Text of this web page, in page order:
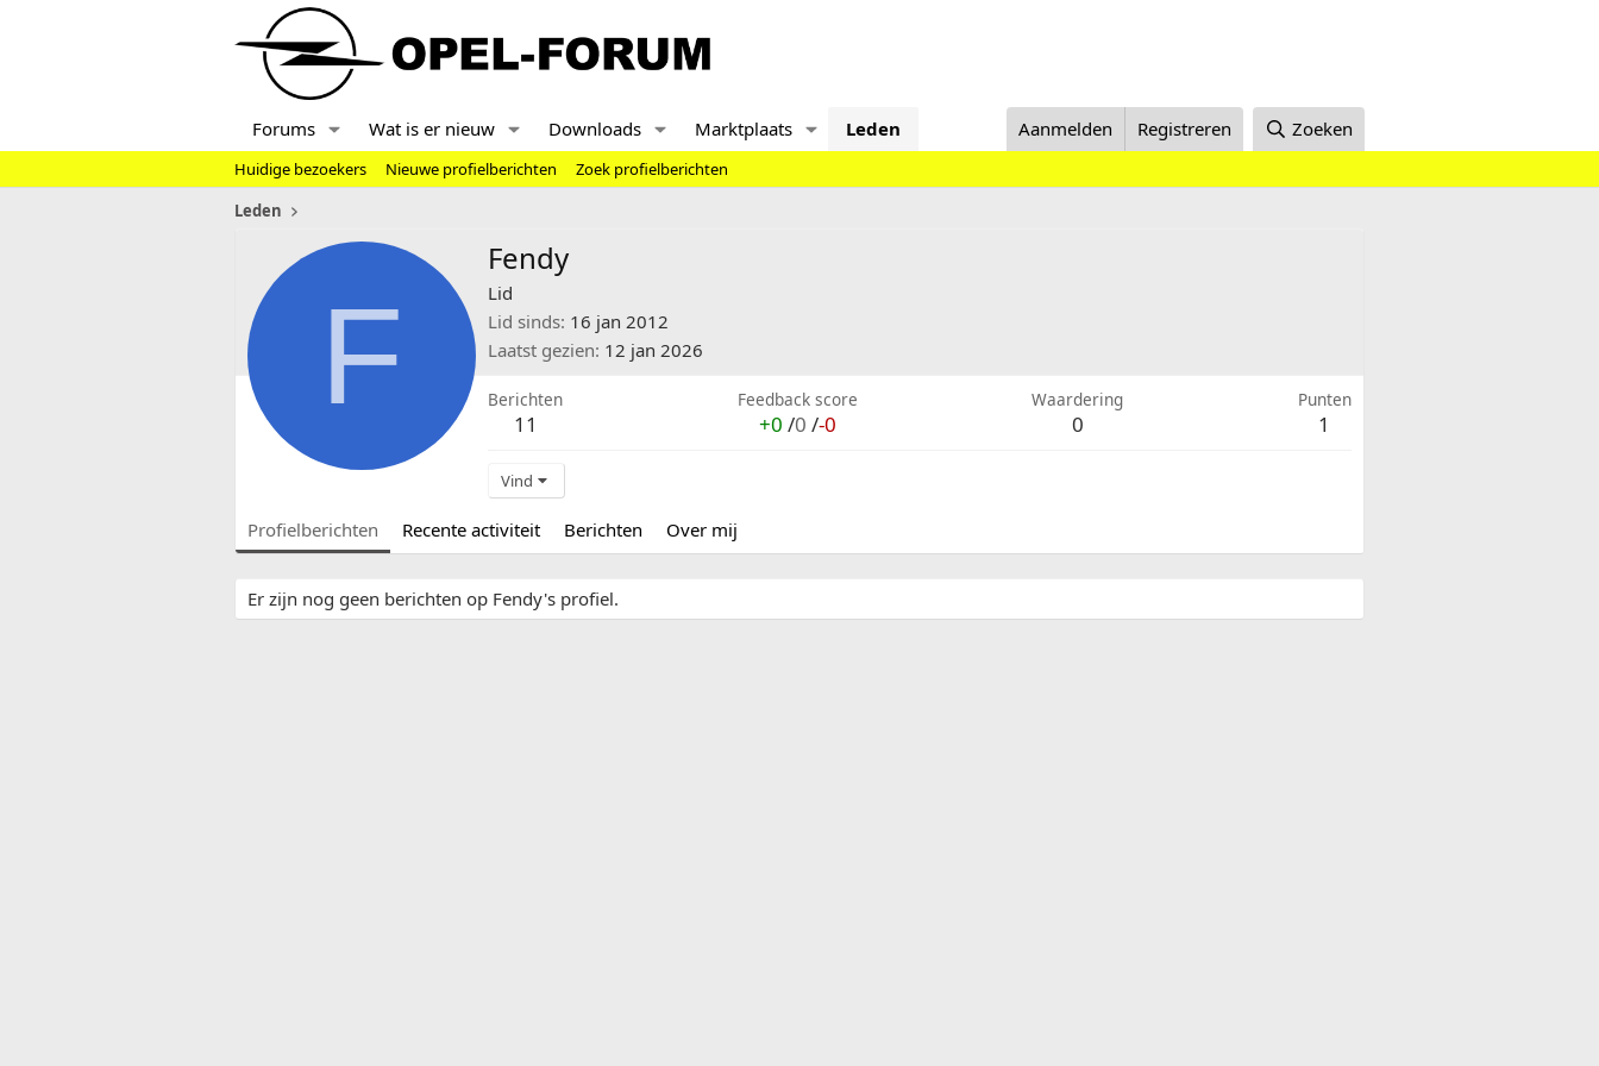
Forums Wat is er nieuw Downloads Marktplaats Leden Aanmelden Registreren Zoeken
Huidige bezoekers Nieuwe profielberichten
Zoek profielberichten
Leden
F
Fendy
Lid
Lid sinds 16 jan 2012
Laatst gezien 12 jan 2026
Berichten
11
Feedback score
+0 /0 /-0
Waardering
0
Punten
1
Vind
Profielberichten Recente activiteit Berichten Over mij
Er zijn nog geen berichten op Fendy's profiel.